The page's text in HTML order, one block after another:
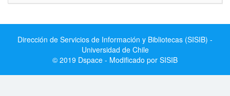
Dirección de Servicios de Información y Bibliotecas (SISIB) -
Universidad de Chile
© 2019 Dspace - Modificado por SISIB